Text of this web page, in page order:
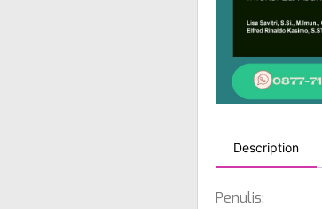
Description
Penulis;